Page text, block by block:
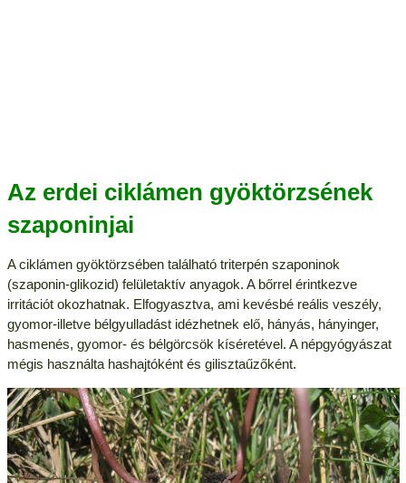
Az erdei ciklámen gyöktörzsének
szaponinjai
A ciklámen gyöktörzsében található triterpén szaponinok
(szaponin-glikozid) felületaktív anyagok. A bőrrel érintkezve
irritációt okozhatnak. Elfogyasztva, ami kevésbé reális veszély,
gyomor-illetve bélgyulladást idézhetnek elő, hányás, hányinger,
hasmenés, gyomor- és bélgörcsök kíséretével. A népgyógyászat
mégis használta hashajtóként és gilisztaűzőként.